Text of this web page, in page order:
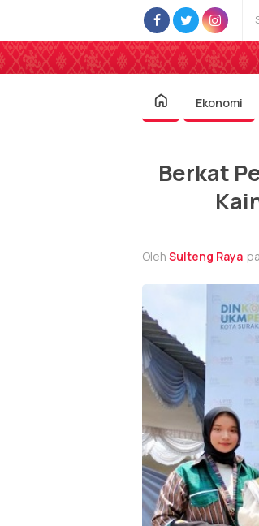
Ekonomi
Berkat
Oleh Sulteng Raya